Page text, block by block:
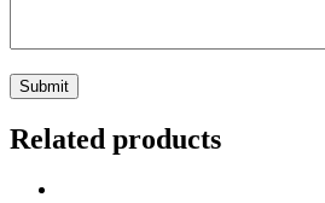
Related products